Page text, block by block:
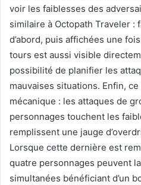
voir les faiblesses des
similaire à Octopath Traveler :
d’abord, puis affichées une
tours est aussi visible
possibilité de planifier les
mauvaises situations. Enfin,
mécanique : les attaques de
personnages touchent les
remplissent une jauge
Lorsque cette dernière est
quatre personnages peuvent
simultanées bénéficiant d’un